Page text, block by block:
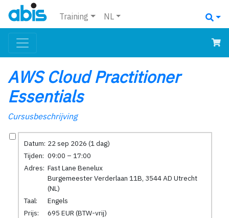
Training NL
AWS Cloud Practitioner
Essentials
Cursusbeschrijving
Datum: 22 sep 2026 (1 dag)
Tijden: 09:00 – 17:00
Adres: Fast Lane Benelux
Burgemeester Verderlaan 11B, 3544 AD Utrecht
(NL)
Taal:
Engels
Prijs:
695 EUR (BTW-vrij)